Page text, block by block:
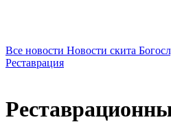
Все новости Новости скита
Реставрация